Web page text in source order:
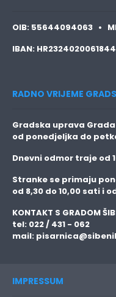
OIB: 55644094063 •
IBAN:
RADNO VRIJEME
Gradska uprava
od ponedjeljka do
Dnevni odmor traje od
Stranke se primaju
od 8,30 do 10,00 sati i
KONTAKT S GRADOM
tel: 022 / 431 - 062
mail:
IMPRESSUM